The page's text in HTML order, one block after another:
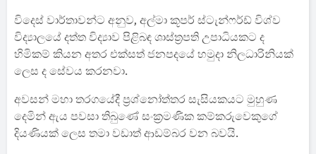
විදෙස් වාර්තාවන්ට අනුව, අල්මා කූපර් ස්ටැන්ෆර්ඩ් විශ්ව
විද්‍යාලයේ දත්ත විද්‍යාව පිළිබඳ ශාස්ත්‍රපති උපාධියකට ද
හිමිකම් කියන අතර එක්සත් ජනපදයේ හමුදා නිලධාරිනියක්
ලෙස ද සේවය කරනවා.
අවසන් මහා තරගයේදී ප්‍රශ්නෝත්තර සැසියකයට මුහුණ
දෙමින් ඇය පවසා තිබුණේ සංක්‍රමණික කම්කරුවෙකුගේ
දියණියක් ලෙස තමා වඩාත් ආඩම්බර වන බවයි.